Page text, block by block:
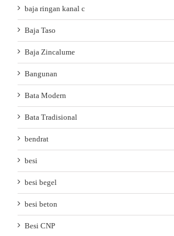
baja ringan kanal c
Baja Taso
Baja Zincalume
Bangunan
Bata Modern
Bata Tradisional
bendrat
besi
besi begel
besi beton
Besi CNP